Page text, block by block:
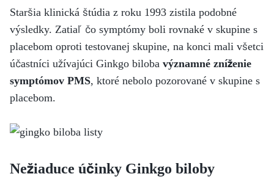
Staršia klinická štúdia z roku 1993 zistila podobné
výsledky. Zatiaľ čo symptómy boli rovnaké v skupine s
placebom oproti testovanej skupine, na konci mali všetci
účastníci užívajúci Ginkgo biloba významné zníženie
symptómov PMS, ktoré nebolo pozorované v skupine s
placebom.
Nežiaduce účinky Ginkgo biloby